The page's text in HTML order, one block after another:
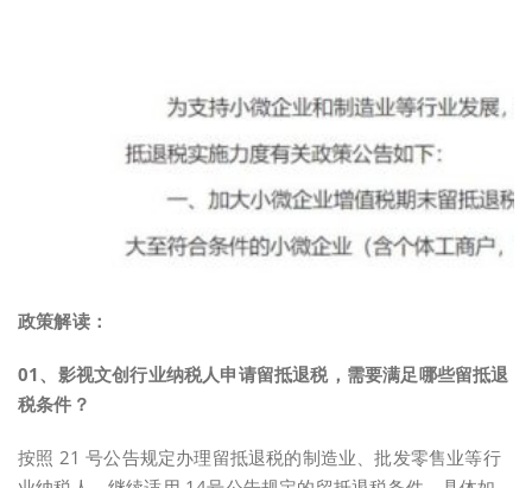
政策解读：
01、 影视文创行业纳税人申请留抵退税，需要满足哪些留抵退
税条件？
按照 21 号公告规定办理留抵退税的制造业、批发零售业等行